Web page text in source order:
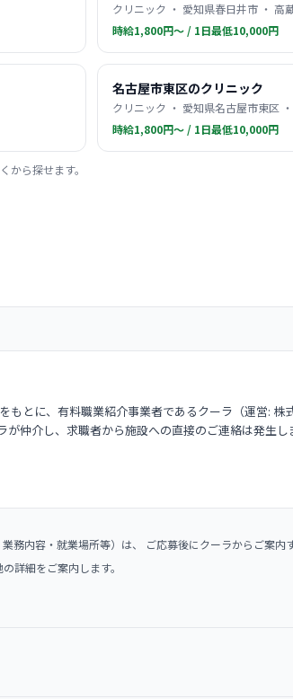
クリニック ・ 愛知県春日井市 ・ 高
時給1,800円〜 / 1日最低10,000円
名古屋市東区のクリニック
クリニック ・ 愛知県名古屋市東区
時給1,800円〜 / 1日最低10,000円
から探せます。
とに、有料職業紹介事業者であるクーラ（運営:
仲介し、求職者から施設への直接のご連絡は発生
内容・就業場所等）は、 ご応募後にクーラからご案内
詳細をご案内します。